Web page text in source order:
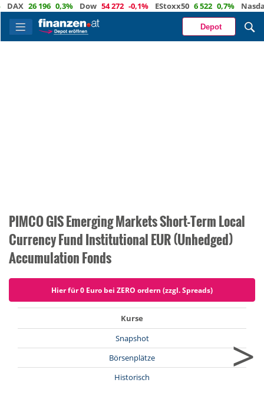
26 196 0,3% Dow 54 272 -0,1% EStoxx50 6 522 0,7% Nasdaq
Depot
PIMCO GIS Emerging Markets Short-Term Local
Currency Fund Institutional EUR (Unhedged)
Accumulation Fonds
Hier für 0 Euro bei ZERO ordern (zzgl. Spreads)
Kurse
Snapshot
Börsenplätze
Historisch
>